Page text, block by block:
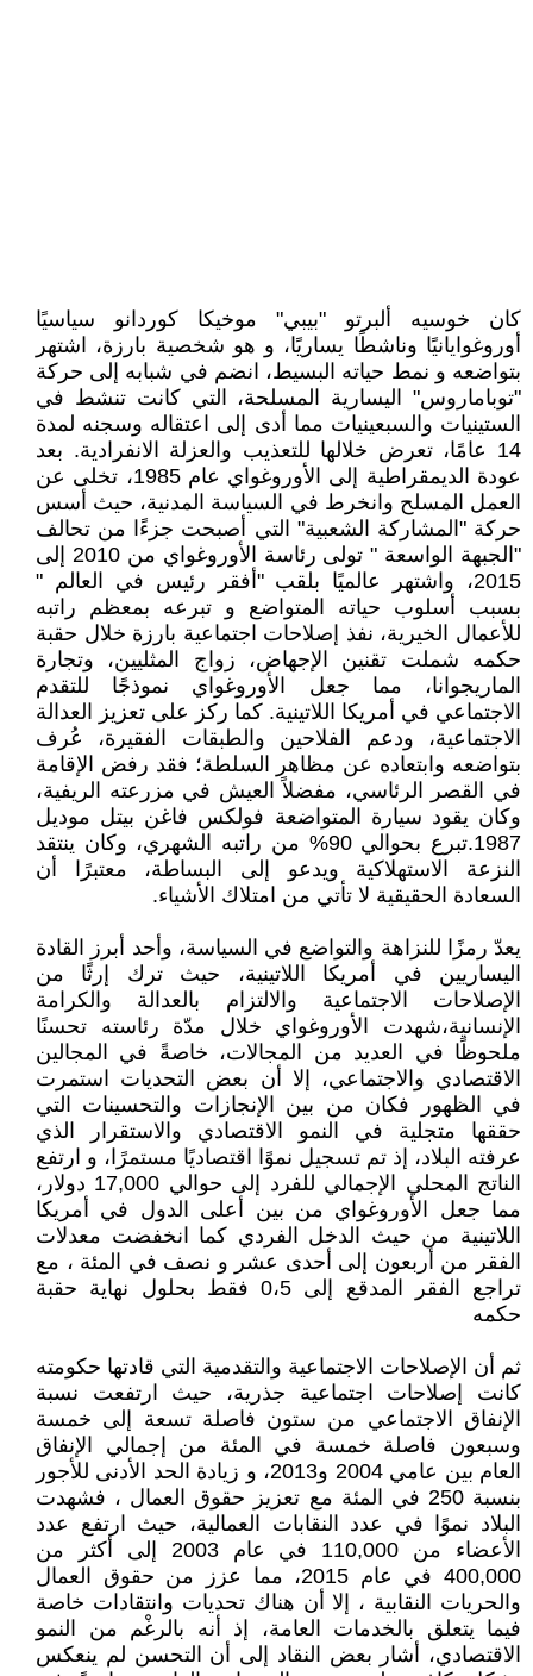
كان خوسيه ألبرتو "بيبي" موخيكا كوردانو سياسيًا
أوروغوايانيًا وناشطًا يساريًا، و هو شخصية بارزة، اشتهر
بتواضعه و نمط حياته البسيط، انضم في شبابه إلى حركة
"توباماروس" اليسارية المسلحة، التي كانت تنشط في
الستينيات والسبعينيات مما أدى إلى اعتقاله وسجنه لمدة
14 عامًا، تعرض خلالها للتعذيب والعزلة الانفرادية. بعد
عودة الديمقراطية إلى الأوروغواي عام 1985، تخلى عن
العمل المسلح وانخرط في السياسة المدنية، حيث أسس
حركة "المشاركة الشعبية" التي أصبحت جزءًا من تحالف
"الجبهة الواسعة " تولى رئاسة الأوروغواي من 2010 إلى
2015، واشتهر عالميًا بلقب "أفقر رئيس في العالم "
بسبب أسلوب حياته المتواضع و تبرعه بمعظم راتبه
للأعمال الخيرية، نفذ إصلاحات اجتماعية بارزة خلال حقبة
حكمه شملت تقنين الإجهاض، زواج المثليين، وتجارة
الماريجوانا، مما جعل الأوروغواي نموذجًا للتقدم
الاجتماعي في أمريكا اللاتينية. كما ركز على تعزيز العدالة
الاجتماعية، ودعم الفلاحين والطبقات الفقيرة، عُرف
بتواضعه وابتعاده عن مظاهر السلطة؛ فقد رفض الإقامة
في القصر الرئاسي، مفضلاً العيش في مزرعته الريفية،
وكان يقود سيارة المتواضعة فولكس فاغن بيتل موديل
1987.تبرع بحوالي 90% من راتبه الشهري، وكان ينتقد
النزعة الاستهلاكية ويدعو إلى البساطة، معتبرًا أن
السعادة الحقيقية لا تأتي من امتلاك الأشياء.
يعدّ رمزًا للنزاهة والتواضع في السياسة، وأحد أبرز القادة
اليساريين في أمريكا اللاتينية، حيث ترك إرثًا من
الإصلاحات الاجتماعية والالتزام بالعدالة والكرامة
الإنسانية،شهدت الأوروغواي خلال مدّة رئاسته تحسنًا
ملحوظًا في العديد من المجالات، خاصةً في المجالين
الاقتصادي والاجتماعي، إلا أن بعض التحديات استمرت
في الظهور فكان من بين الإنجازات والتحسينات التي
حققها متجلية في النمو الاقتصادي والاستقرار الذي
عرفته البلاد، إذ تم تسجيل نموًا اقتصاديًا مستمرًا، و ارتفع
الناتج المحلي الإجمالي للفرد إلى حوالي 17,000 دولار،
مما جعل الأوروغواي من بين أعلى الدول في أمريكا
اللاتينية من حيث الدخل الفردي كما انخفضت معدلات
الفقر من أربعون إلى أحدى عشر و نصف في المئة ، مع
تراجع الفقر المدقع إلى 0،5 فقط بحلول نهاية حقبة
حكمه
ثم أن الإصلاحات الاجتماعية والتقدمية التي قادتها حكومته
كانت إصلاحات اجتماعية جذرية، حيث ارتفعت نسبة
الإنفاق الاجتماعي من ستون فاصلة تسعة إلى خمسة
وسبعون فاصلة خمسة في المئة من إجمالي الإنفاق
العام بين عامي 2004 و2013، و زيادة الحد الأدنى للأجور
بنسبة 250 في المئة مع تعزيز حقوق العمال ، فشهدت
البلاد نموًا في عدد النقابات العمالية، حيث ارتفع عدد
الأعضاء من 110,000 في عام 2003 إلى أكثر من
400,000 في عام 2015، مما عزز من حقوق العمال
والحريات النقابية ، إلا أن هناك تحديات وانتقادات خاصة
فيما يتعلق بالخدمات العامة، إذ أنه بالرغْم من النمو
الاقتصادي، أشار بعض النقاد إلى أن التحسن لم ينعكس